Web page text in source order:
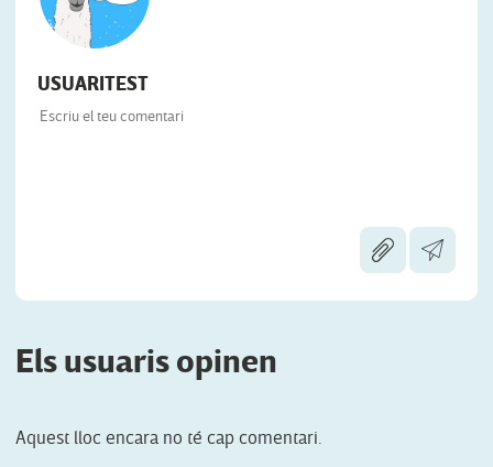
USUARITEST
Els usuaris opinen
Aquest lloc encara no té cap comentari.